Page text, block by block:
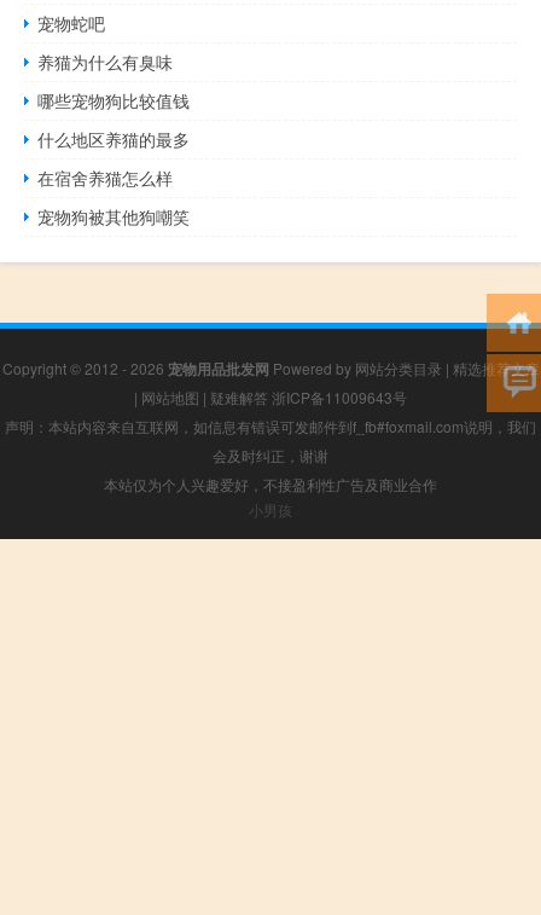
宠物蛇吧
养猫为什么有臭味
哪些宠物狗比较值钱
什么地区养猫的最多
在宿舍养猫怎么样
宠物狗被其他狗嘲笑
Copyright © 2012 - 2026 宠物用品批发网 Powered by 网站分类目录 | 精选推荐文章
| 网站地图 | 疑难解答 浙ICP备11009643号
声明：本站内容来自互联网，如信息有错误可发邮件到f_fb#foxmail.com说明，我们
会及时纠正，谢谢
本站仅为个人兴趣爱好，不接盈利性广告及商业合作
小男孩